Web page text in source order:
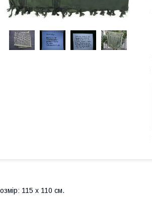
115 х 110 см.